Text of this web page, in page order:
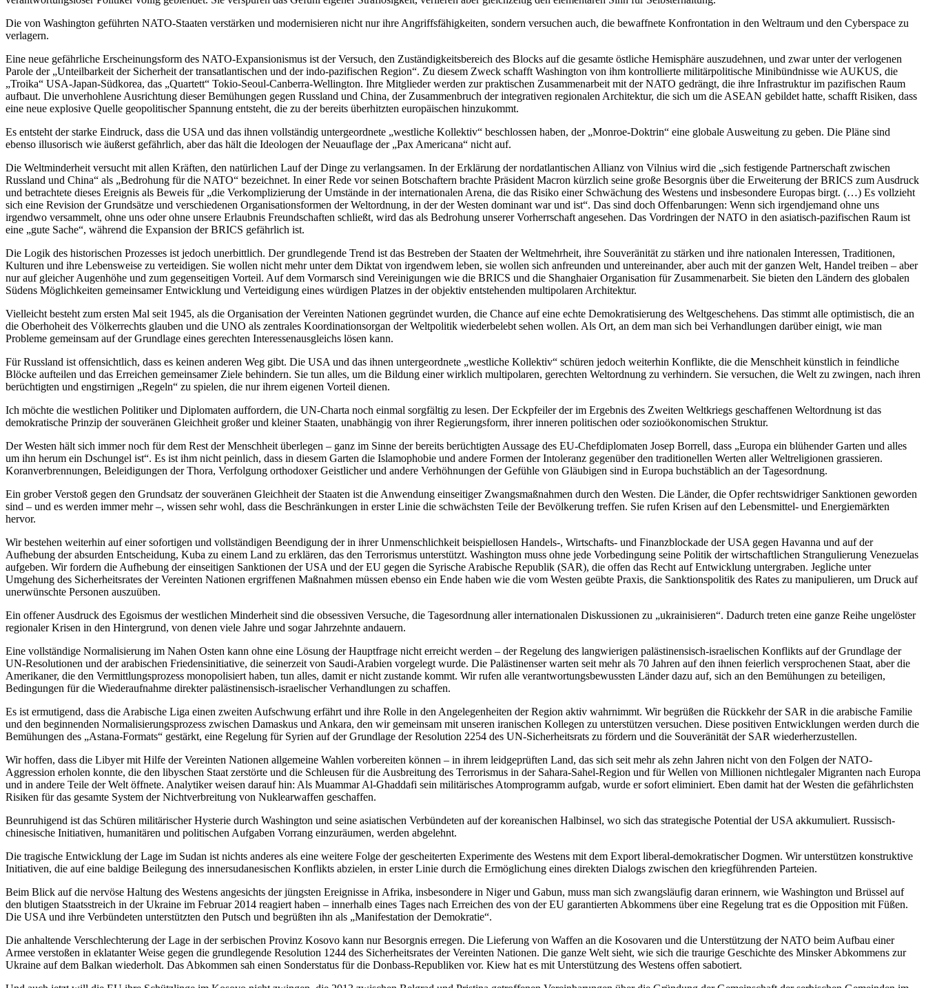
Die von Washington geführten NATO-Staaten verstärken und modernisieren nicht nur ihre Angriffsfähigkeiten, sondern versuchen auch, die bewaffnete Konfrontation in den Weltraum und den Cyberspace zu
verlagern.
Eine neue gefährliche Erscheinungsform des NATO-Expansionismus ist der Versuch, den Zuständigkeitsbereich des Blocks auf die gesamte östliche Hemisphäre auszudehnen, und zwar unter der verlogenen
Parole der „Unteilbarkeit der Sicherheit der transatlantischen und der indo-pazifischen Region“. Zu diesem Zweck schafft Washington von ihm kontrollierte militärpolitische Minibündnisse wie AUKUS, die
„Troika“ USA-Japan-Südkorea, das „Quartett“ Tokio-Seoul-Canberra-Wellington. Ihre Mitglieder werden zur praktischen Zusammenarbeit mit der NATO gedrängt, die ihre Infrastruktur im pazifischen Raum
aufbaut. Die unverhohlene Ausrichtung dieser Bemühungen gegen Russland und China, der Zusammenbruch der integrativen regionalen Architektur, die sich um die ASEAN gebildet hatte, schafft Risiken, dass
eine neue explosive Quelle geopolitischer Spannung entsteht, die zu der bereits überhitzten europäischen hinzukommt.
Es entsteht der starke Eindruck, dass die USA und das ihnen vollständig untergeordnete „westliche Kollektiv“ beschlossen haben, der „Monroe-Doktrin“ eine globale Ausweitung zu geben. Die Pläne sind
ebenso illusorisch wie äußerst gefährlich, aber das hält die Ideologen der Neuauflage der „Pax Americana“ nicht auf.
Die Weltminderheit versucht mit allen Kräften, den natürlichen Lauf der Dinge zu verlangsamen. In der Erklärung der nordatlantischen Allianz von Vilnius wird die „sich festigende Partnerschaft zwischen
Russland und China“ als „Bedrohung für die NATO“ bezeichnet. In einer Rede vor seinen Botschaftern brachte Präsident Macron kürzlich seine große Besorgnis über die Erweiterung der BRICS zum Ausdruck
und betrachtete dieses Ereignis als Beweis für „die Verkomplizierung der Umstände in der internationalen Arena, die das Risiko einer Schwächung des Westens und insbesondere Europas birgt. (…) Es vollzieht
sich eine Revision der Grundsätze und verschiedenen Organisationsformen der Weltordnung, in der der Westen dominant war und ist“. Das sind doch Offenbarungen: Wenn sich irgendjemand ohne uns
irgendwo versammelt, ohne uns oder ohne unsere Erlaubnis Freundschaften schließt, wird das als Bedrohung unserer Vorherrschaft angesehen. Das Vordringen der NATO in den asiatisch-pazifischen Raum ist
eine „gute Sache“, während die Expansion der BRICS gefährlich ist.
Die Logik des historischen Prozesses ist jedoch unerbittlich. Der grundlegende Trend ist das Bestreben der Staaten der Weltmehrheit, ihre Souveränität zu stärken und ihre nationalen Interessen, Traditionen,
Kulturen und ihre Lebensweise zu verteidigen. Sie wollen nicht mehr unter dem Diktat von irgendwem leben, sie wollen sich anfreunden und untereinander, aber auch mit der ganzen Welt, Handel treiben – aber
nur auf gleicher Augenhöhe und zum gegenseitigen Vorteil. Auf dem Vormarsch sind Vereinigungen wie die BRICS und die Shanghaier Organisation für Zusammenarbeit. Sie bieten den Ländern des globalen
Südens Möglichkeiten gemeinsamer Entwicklung und Verteidigung eines würdigen Platzes in der objektiv entstehenden multipolaren Architektur.
Vielleicht besteht zum ersten Mal seit 1945, als die Organisation der Vereinten Nationen gegründet wurden, die Chance auf eine echte Demokratisierung des Weltgeschehens. Das stimmt alle optimistisch, die an
die Oberhoheit des Völkerrechts glauben und die UNO als zentrales Koordinationsorgan der Weltpolitik wiederbelebt sehen wollen. Als Ort, an dem man sich bei Verhandlungen darüber einigt, wie man
Probleme gemeinsam auf der Grundlage eines gerechten Interessenausgleichs lösen kann.
Für Russland ist offensichtlich, dass es keinen anderen Weg gibt. Die USA und das ihnen untergeordnete „westliche Kollektiv“ schüren jedoch weiterhin Konflikte, die die Menschheit künstlich in feindliche
Blöcke aufteilen und das Erreichen gemeinsamer Ziele behindern. Sie tun alles, um die Bildung einer wirklich multipolaren, gerechten Weltordnung zu verhindern. Sie versuchen, die Welt zu zwingen, nach ihren
berüchtigten und engstirnigen „Regeln“ zu spielen, die nur ihrem eigenen Vorteil dienen.
Ich möchte die westlichen Politiker und Diplomaten auffordern, die UN-Charta noch einmal sorgfältig zu lesen. Der Eckpfeiler der im Ergebnis des Zweiten Weltkriegs geschaffenen Weltordnung ist das
demokratische Prinzip der souveränen Gleichheit großer und kleiner Staaten, unabhängig von ihrer Regierungsform, ihrer inneren politischen oder sozioökonomischen Struktur.
Der Westen hält sich immer noch für dem Rest der Menschheit überlegen – ganz im Sinne der bereits berüchtigten Aussage des EU-Chefdiplomaten Josep Borrell, dass „Europa ein blühender Garten und alles
um ihn herum ein Dschungel ist“. Es ist ihm nicht peinlich, dass in diesem Garten die Islamophobie und andere Formen der Intoleranz gegenüber den traditionellen Werten aller Weltreligionen grassieren.
Koranverbrennungen, Beleidigungen der Thora, Verfolgung orthodoxer Geistlicher und andere Verhöhnungen der Gefühle von Gläubigen sind in Europa buchstäblich an der Tagesordnung.
Ein grober Verstoß gegen den Grundsatz der souveränen Gleichheit der Staaten ist die Anwendung einseitiger Zwangsmaßnahmen durch den Westen. Die Länder, die Opfer rechtswidriger Sanktionen geworden
sind – und es werden immer mehr –, wissen sehr wohl, dass die Beschränkungen in erster Linie die schwächsten Teile der Bevölkerung treffen. Sie rufen Krisen auf den Lebensmittel- und Energiemärkten
hervor.
Wir bestehen weiterhin auf einer sofortigen und vollständigen Beendigung der in ihrer Unmenschlichkeit beispiellosen Handels-, Wirtschafts- und Finanzblockade der USA gegen Havanna und auf der
Aufhebung der absurden Entscheidung, Kuba zu einem Land zu erklären, das den Terrorismus unterstützt. Washington muss ohne jede Vorbedingung seine Politik der wirtschaftlichen Strangulierung Venezuelas
aufgeben. Wir fordern die Aufhebung der einseitigen Sanktionen der USA und der EU gegen die Syrische Arabische Republik (SAR), die offen das Recht auf Entwicklung untergraben. Jegliche unter
Umgehung des Sicherheitsrates der Vereinten Nationen ergriffenen Maßnahmen müssen ebenso ein Ende haben wie die vom Westen geübte Praxis, die Sanktionspolitik des Rates zu manipulieren, um Druck auf
unerwünschte Personen auszuüben.
Ein offener Ausdruck des Egoismus der westlichen Minderheit sind die obsessiven Versuche, die Tagesordnung aller internationalen Diskussionen zu „ukrainisieren“. Dadurch treten eine ganze Reihe ungelöster
regionaler Krisen in den Hintergrund, von denen viele Jahre und sogar Jahrzehnte andauern.
Eine vollständige Normalisierung im Nahen Osten kann ohne eine Lösung der Hauptfrage nicht erreicht werden – der Regelung des langwierigen palästinensisch-israelischen Konflikts auf der Grundlage der
UN-Resolutionen und der arabischen Friedensinitiative, die seinerzeit von Saudi-Arabien vorgelegt wurde. Die Palästinenser warten seit mehr als 70 Jahren auf den ihnen feierlich versprochenen Staat, aber die
Amerikaner, die den Vermittlungsprozess monopolisiert haben, tun alles, damit er nicht zustande kommt. Wir rufen alle verantwortungsbewussten Länder dazu auf, sich an den Bemühungen zu beteiligen,
Bedingungen für die Wiederaufnahme direkter palästinensisch-israelischer Verhandlungen zu schaffen.
Es ist ermutigend, dass die Arabische Liga einen zweiten Aufschwung erfährt und ihre Rolle in den Angelegenheiten der Region aktiv wahrnimmt. Wir begrüßen die Rückkehr der SAR in die arabische Familie
und den beginnenden Normalisierungsprozess zwischen Damaskus und Ankara, den wir gemeinsam mit unseren iranischen Kollegen zu unterstützen versuchen. Diese positiven Entwicklungen werden durch die
Bemühungen des „Astana-Formats“ gestärkt, eine Regelung für Syrien auf der Grundlage der Resolution 2254 des UN-Sicherheitsrats zu fördern und die Souveränität der SAR wiederherzustellen.
Wir hoffen, dass die Libyer mit Hilfe der Vereinten Nationen allgemeine Wahlen vorbereiten können – in ihrem leidgeprüften Land, das sich seit mehr als zehn Jahren nicht von den Folgen der NATO-
Aggression erholen konnte, die den libyschen Staat zerstörte und die Schleusen für die Ausbreitung des Terrorismus in der Sahara-Sahel-Region und für Wellen von Millionen nichtlegaler Migranten nach Europa
und in andere Teile der Welt öffnete. Analytiker weisen darauf hin: Als Muammar Al-Ghaddafi sein militärisches Atomprogramm aufgab, wurde er sofort eliminiert. Eben damit hat der Westen die gefährlichsten
Risiken für das gesamte System der Nichtverbreitung von Nuklearwaffen geschaffen.
Beunruhigend ist das Schüren militärischer Hysterie durch Washington und seine asiatischen Verbündeten auf der koreanischen Halbinsel, wo sich das strategische Potential der USA akkumuliert. Russisch-
chinesische Initiativen, humanitären und politischen Aufgaben Vorrang einzuräumen, werden abgelehnt.
Die tragische Entwicklung der Lage im Sudan ist nichts anderes als eine weitere Folge der gescheiterten Experimente des Westens mit dem Export liberal-demokratischer Dogmen. Wir unterstützen konstruktive
Initiativen, die auf eine baldige Beilegung des innersudanesischen Konflikts abzielen, in erster Linie durch die Ermöglichung eines direkten Dialogs zwischen den kriegführenden Parteien.
Beim Blick auf die nervöse Haltung des Westens angesichts der jüngsten Ereignisse in Afrika, insbesondere in Niger und Gabun, muss man sich zwangsläufig daran erinnern, wie Washington und Brüssel auf
den blutigen Staatsstreich in der Ukraine im Februar 2014 reagiert haben – innerhalb eines Tages nach Erreichen des von der EU garantierten Abkommens über eine Regelung trat es die Opposition mit Füßen.
Die USA und ihre Verbündeten unterstützten den Putsch und begrüßten ihn als „Manifestation der Demokratie“.
Die anhaltende Verschlechterung der Lage in der serbischen Provinz Kosovo kann nur Besorgnis erregen. Die Lieferung von Waffen an die Kosovaren und die Unterstützung der NATO beim Aufbau einer
Armee verstoßen in eklatanter Weise gegen die grundlegende Resolution 1244 des Sicherheitsrates der Vereinten Nationen. Die ganze Welt sieht, wie sich die traurige Geschichte des Minsker Abkommens zur
Ukraine auf dem Balkan wiederholt. Das Abkommen sah einen Sonderstatus für die Donbass-Republiken vor. Kiew hat es mit Unterstützung des Westens offen sabotiert.